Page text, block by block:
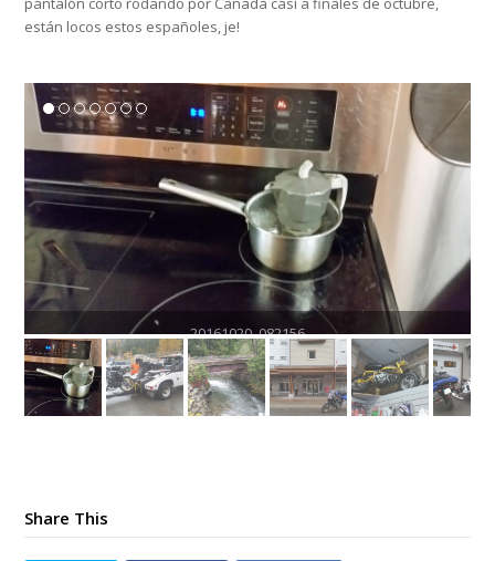
están locos estos españoles, je!
Share This